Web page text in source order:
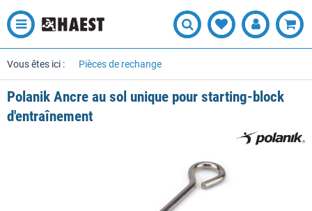
Vous êtes ici : Pièces de rechange
Polanik Ancre au sol unique pour starting-block
d'entraînement